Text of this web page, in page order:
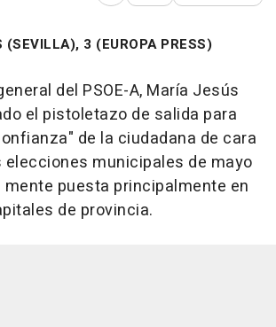
(SEVILLA), 3 (EUROPA PRESS)
del PSOE-A, María Jesús
el pistoletazo de salida para
de la ciudadana de cara
elecciones municipales de mayo
mente puesta principalmente en
de provincia.